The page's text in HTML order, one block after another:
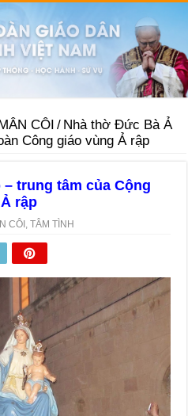
CÔI / Nhà thờ Đức Bà Ả
Công giáo vùng Ả rập
trung tâm của Cộng
rập
CÔI ,TÂM TÌNH